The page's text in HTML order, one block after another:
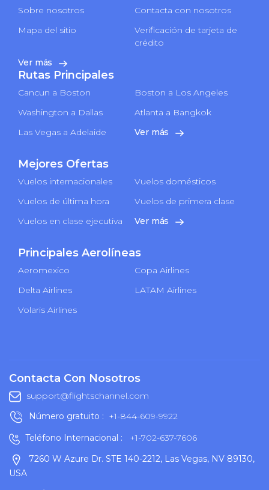
Sobre nosotros
Contacta con nosotros
Mapa del sitio
Verificación de tarjeta de
crédito
Ver más
Rutas Principales
Cancun a Boston
Boston a Los Angeles
Washington a Dallas
Atlanta a Bangkok
Las Vegas a Adelaide
Ver más
Mejores Ofertas
Vuelos internacionales
Vuelos domésticos
Vuelos de última hora
Vuelos de primera clase
Vuelos en clase ejecutiva
Ver más
Principales Aerolíneas
Aeromexico
Copa Airlines
Delta Airlines
LATAM Airlines
Volaris Airlines
Contacta Con Nosotros
support@flightschannel.com
Número gratuito : +1-844-609-9922
Teléfono Internacional :
+1-702-637-7606
7260 W Azure Dr. STE 140-2212, Las Vegas, NV 89130,
USA